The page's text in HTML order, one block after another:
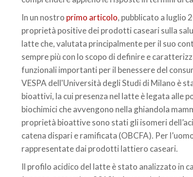
In un nostro primo articolo, pubblicato a luglio
proprietà positive dei prodotti caseari sulla
latte che, valutata principalmente per il suo
sempre più con lo scopo di definire e
funzionali importanti per il benessere del
VESPA dell'Università degli Studi di Milano è
bioattivi, la cui presenza nel latte è legata alle
biochimici che avvengono nella ghiandola
proprietà bioattive sono stati gli isomeri
catena dispari e ramificata (OBCFA). Per
rappresentate dai prodotti lattiero caseari.
Il profilo acidico del latte è stato analizzato in